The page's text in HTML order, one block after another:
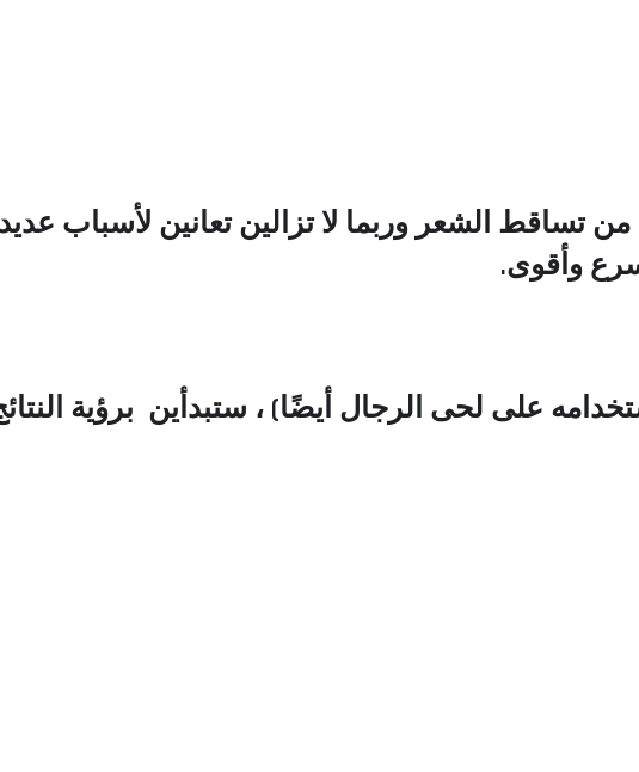
تساقط الشعر وربما لا تزالين تعانين لأسباب
وأقوى.
على لحى الرجال أيضًا) ، ستبدأين برؤية